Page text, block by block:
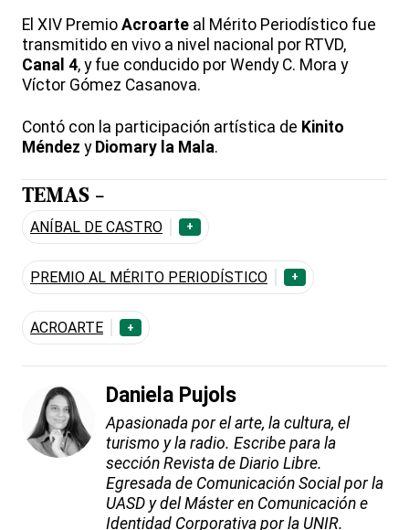
El XIV Premio Acroarte al Mérito Periodístico fue
transmitido en vivo a nivel nacional por RTVD,
Canal 4, y fue conducido por Wendy C. Mora y
Víctor Gómez Casanova.
Contó con la participación artística de Kinito
Méndez y Diomary la Mala.
TEMAS -
ANÍBAL DE CASTRO +
PREMIO AL MÉRITO PERIODÍSTICO +
ACROARTE +
Daniela Pujols
Apasionada por el arte, la cultura, el
turismo y la radio. Escribe para la
sección Revista de Diario Libre.
Egresada de Comunicación Social por la
UASD y del Máster en Comunicación e
Identidad Corporativa por la UNIR.